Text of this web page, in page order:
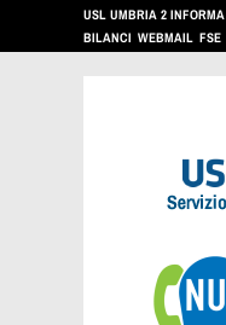
USL UMBRIA 2 INFORMA
BILANCI WEBMAIL FSE